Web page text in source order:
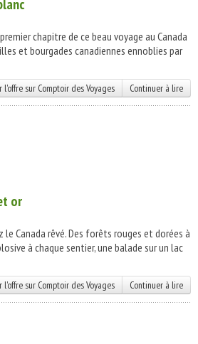
chapitre de ce beau voyage au Canada
et bourgades canadiennes ennoblies par
l'offre sur Comptoir des Voyages Continuer à lire
or
le Canada rêvé. Des forêts rouges et dorées à
à chaque sentier, une balade sur un lac
l'offre sur Comptoir des Voyages Continuer à lire